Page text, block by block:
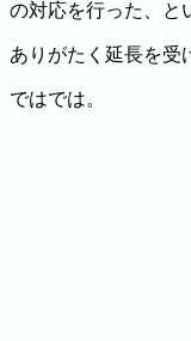
の対応を行った、と
ありがたく延長を受
ではでは。